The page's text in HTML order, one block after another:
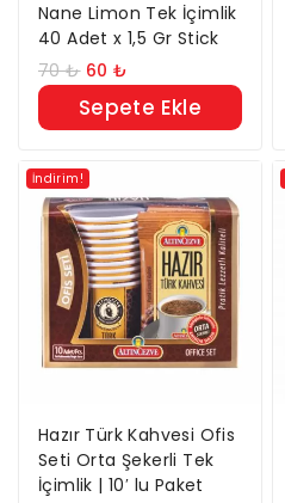
Nane Limon Tek İçimlik
40 Adet x 1,5 Gr Stick
70₺ 60₺
Sepete Ekle
İndirim!
Hazır Türk Kahvesi Ofis
Seti Orta Şekerli Tek
İçimlik | 10′ lu Paket